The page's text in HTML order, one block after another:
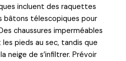
incluent des raquettes
bâtons télescopiques pour
chaussures imperméables
pieds au sec, tandis que
neige de s’infiltrer. Prévoir